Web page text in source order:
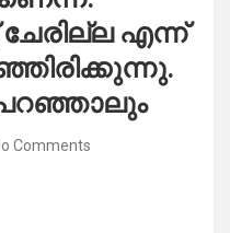
ചേരില്ല എന്ന്
Comments